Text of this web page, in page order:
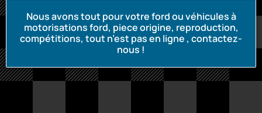
Nous avons tout pour votre ford ou véhicules à
motorisations ford, piece origine, reproduction,
compétitions, tout n’est pas en ligne , contactez-
nous !